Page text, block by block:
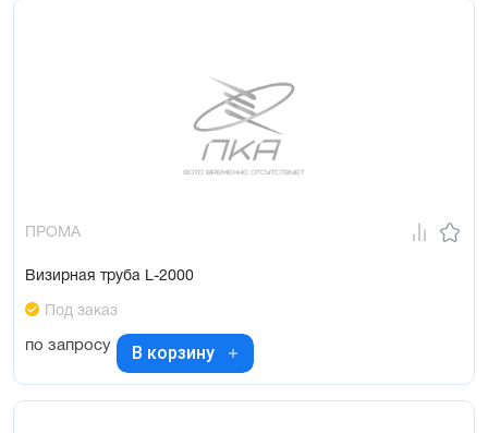
ПРОМА
Визирная труба L-2000
Под заказ
по запросу В корзину